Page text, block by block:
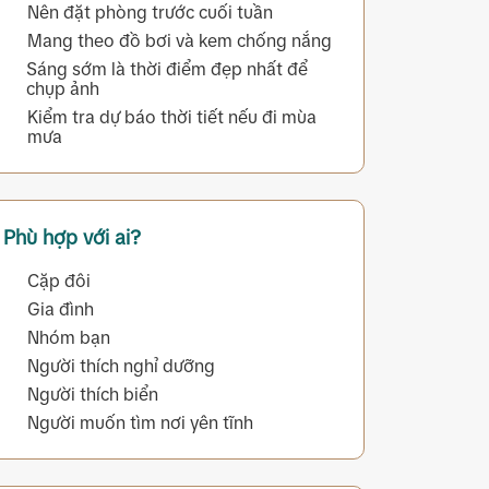
Nên đặt phòng trước cuối tuần
Mang theo đồ bơi và kem chống nắng
Sáng sớm là thời điểm đẹp nhất để
chụp ảnh
Kiểm tra dự báo thời tiết nếu đi mùa
mưa
Phù hợp với ai?
Cặp đôi
Gia đình
Nhóm bạn
Người thích nghỉ dưỡng
Người thích biển
Người muốn tìm nơi yên tĩnh